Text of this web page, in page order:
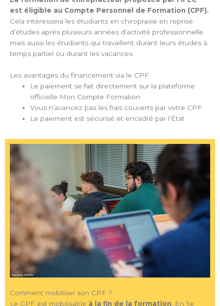
est éligible au Compte Personnel de Formation (CPF).
Cela intéressera les étudiants en chiropraxie en reprise
d’études après plusieurs années d’activité professionnelle
mais aussi les étudiants qui travaillent durant leurs études à
temps partiel ou durant les vacances.
Les avantages du financement via le CPF
Le paiement se fait directement sur la plateforme
officielle Mon Compte Formation
Vous n’avancez pas les frais couverts par votre CPF
Le paiement est sécurisé et encadré par l’État
Comment mobiliser son CPF ?
Le CPF est mobilisable à la fin de la formation . En 5e